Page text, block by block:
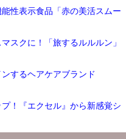
性表示食品「赤の美活スムー
スクに！「旅するルルルン」
するヘアケアブランド
！『エクセル』から新感覚シ